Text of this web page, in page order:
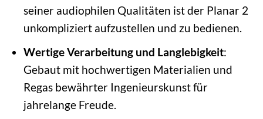
seiner audiophilen Qualitäten ist der Planar 2
unkompliziert aufzustellen und zu bedienen.
Wertige Verarbeitung und Langlebigkeit:
Gebaut mit hochwertigen Materialien und
Regas bewährter Ingenieurskunst für
jahrelange Freude.